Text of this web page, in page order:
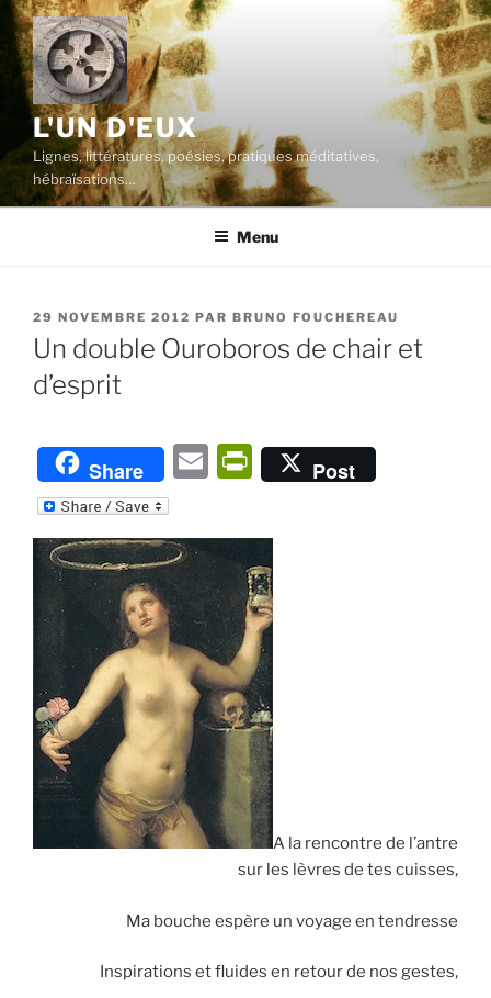
Aller
au
contenu
principal
L'UN D'EUX
Lignes, littératures, poésies, pratiques méditatives,
hébraïsations…
Menu
PUBLIÉ
LE
29 NOVEMBRE 2012 PAR BRUNO FOUCHEREAU
Un double Ouroboros de chair et
d’esprit
Share
E
ai
l
P
ri
nt
Fr
ie
n
dl
y
Post
A la rencontre de l’antre
sur les lèvres de tes cuisses,
Ma bouche espère un voyage en tendresse
Inspirations et fluides en retour de nos gestes,